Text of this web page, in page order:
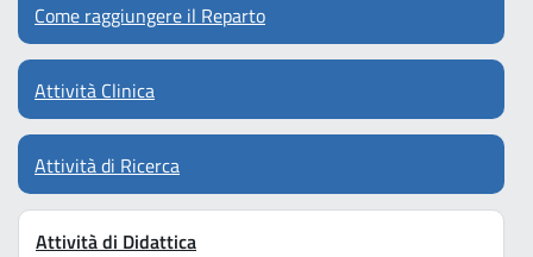
Come raggiungere il Reparto
Attività Clinica
Attività di Ricerca
Attività di Didattica